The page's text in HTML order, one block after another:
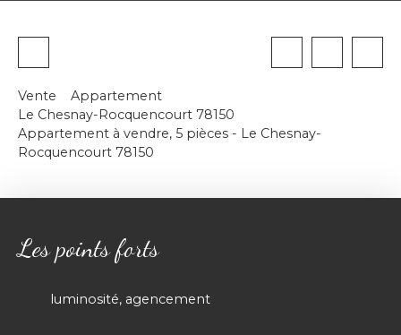
Vente
Appartement
Le Chesnay-Rocquencourt 78150
Appartement à vendre, 5 pièces - Le Chesnay-
Rocquencourt 78150
Les points forts
luminosité, agencement